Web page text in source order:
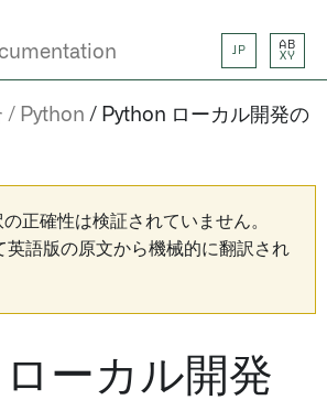
JP
AB
XY
Python
Python ローカル開発の
正確性は検証されていません。
英語版の原文から機械的に翻訳され
ーカル開発